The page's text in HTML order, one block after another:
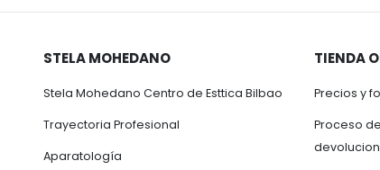
STELA MOHEDANO
Stela Mohedano Centro de Esttica Bilbao
Trayectoria Profesional
Aparatología
TIENDA
Precios y
Proceso